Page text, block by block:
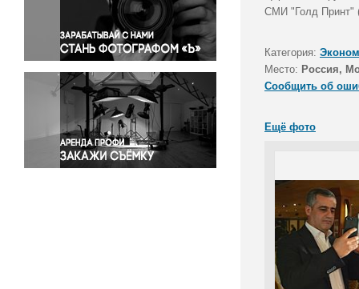
Правосудие
Происшествия и конфликты
Религия
Светская жизнь
Спорт
Экология
Экономика и бизнес
СМИ "Голд Принт"
Категория:
Место: Россия,
Сообщить об
Ещё фото